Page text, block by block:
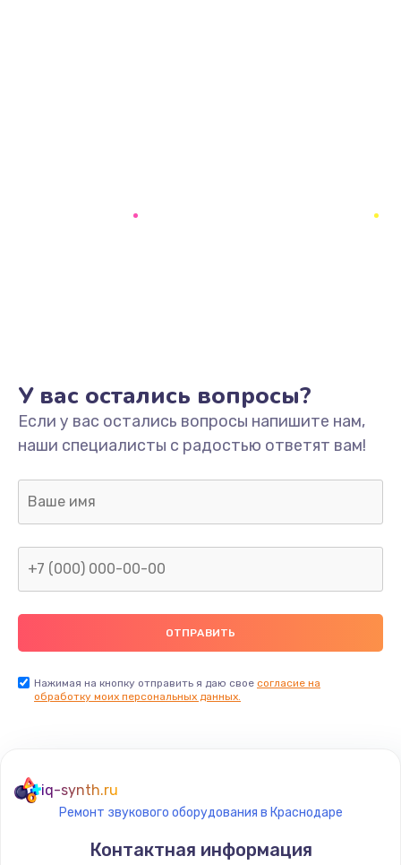
У вас остались вопросы?
Если у вас остались вопросы напишите нам,
наши специалисты с радостью ответят вам!
Нажимая на кнопку отправить я даю свое согласие на
обработку моих персональных данных.
iq-synth.ru
Ремонт звукового оборудования в Краснодаре
Контактная информация